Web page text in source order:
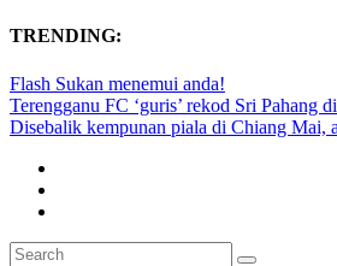
TRENDING:
Flash Sukan menemui anda!
Terengganu FC ‘guris’ rekod Sri Pahang
Disebalik kempunan piala di Chiang Mai,